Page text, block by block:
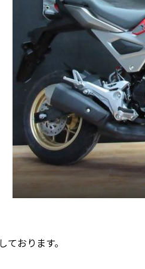
おります。